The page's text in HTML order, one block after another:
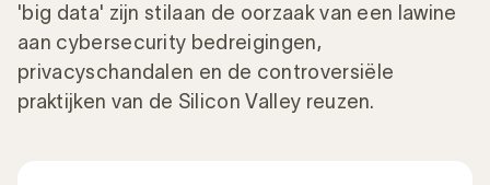
'big data' zijn stilaan de oorzaak van een lawine
aan cybersecurity bedreigingen,
privacyschandalen en de controversiële
praktijken van de Silicon Valley reuzen.